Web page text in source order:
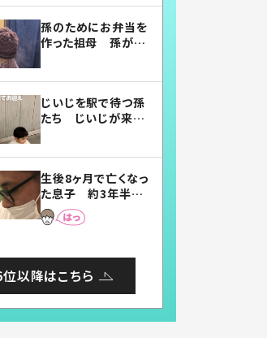
孫のためにお弁当を
作った祖母 孫が絶
じいじを駅で待つ孫
たち じいじが来た
まらない」「幸せにな
れる」
生後8ヶ月で亡くなっ
た息子 約3年半
後、当時の妻の日記
に書いてあった本音
以降はこちら